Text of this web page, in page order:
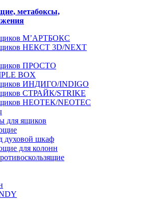
метабоксы,
М’АРТБОКС
НЕКСТ 3D/NEXT
ПРОСТО
BOX
ИНДИГО/INDIGO
СТРАЙК/STRIKE
НЕОТЕК/NEOTEC
для ящиков
духовой шкаф
для колонн